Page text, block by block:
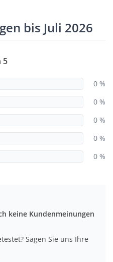
bis Juli 2026
5
0 %
0 %
0 %
0 %
0 %
keine Kundenmeinungen
Sagen Sie uns Ihre